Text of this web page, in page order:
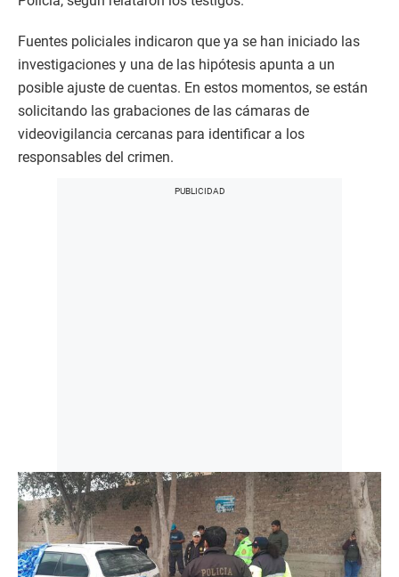
Fuentes policiales indicaron que ya se han iniciado las
investigaciones y una de las hipótesis apunta a un
posible ajuste de cuentas. En estos momentos, se están
solicitando las grabaciones de las cámaras de
videovigilancia cercanas para identificar a los
responsables del crimen.